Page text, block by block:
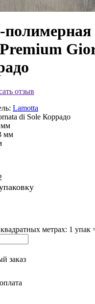
отзыв
Lamotta
di Sole Коррадо
мм
мм
метрах: 1 упак
заказ